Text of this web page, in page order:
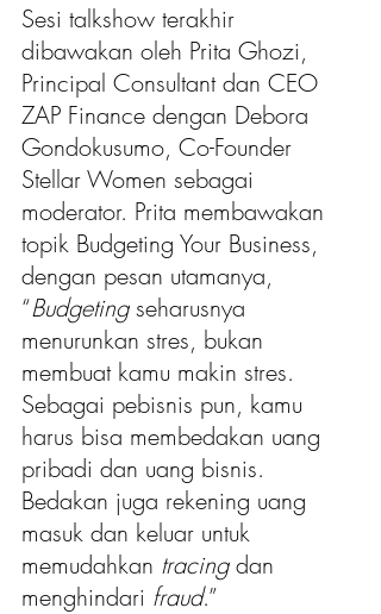
Sesi talkshow terakhir
dibawakan oleh Prita Ghozi,
Principal Consultant dan CEO
ZAP Finance dengan Debora
Gondokusumo, Co-Founder
Stellar Women sebagai
moderator. Prita membawakan
topik Budgeting Your Business,
dengan pesan utamanya,
“Budgeting seharusnya
menurunkan stres, bukan
membuat kamu makin stres.
Sebagai pebisnis pun, kamu
harus bisa membedakan uang
pribadi dan uang bisnis.
Bedakan juga rekening uang
masuk dan keluar untuk
memudahkan tracing dan
menghindari fraud.”